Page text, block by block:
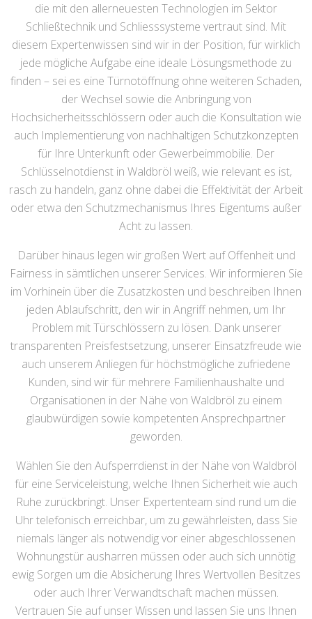
die mit den allerneuesten Technologien im Sektor
Schließtechnik und Schliesssysteme vertraut sind. Mit
diesem Expertenwissen sind wir in der Position, für wirklich
jede mögliche Aufgabe eine ideale Lösungsmethode zu
finden – sei es eine Türnotöffnung ohne weiteren Schaden,
der Wechsel sowie die Anbringung von
Hochsicherheitsschlössern oder auch die Konsultation wie
auch Implementierung von nachhaltigen Schutzkonzepten
für Ihre Unterkunft oder Gewerbeimmobilie. Der
Schlüsselnotdienst in Waldbröl weiß, wie relevant es ist,
rasch zu handeln, ganz ohne dabei die Effektivität der Arbeit
oder etwa den Schutzmechanismus Ihres Eigentums außer
Acht zu lassen.
Darüber hinaus legen wir großen Wert auf Offenheit und
Fairness in sämtlichen unserer Services. Wir informieren Sie
im Vorhinein über die Zusatzkosten und beschreiben Ihnen
jeden Ablaufschritt, den wir in Angriff nehmen, um Ihr
Problem mit Türschlössern zu lösen. Dank unserer
transparenten Preisfestsetzung, unserer Einsatzfreude wie
auch unserem Anliegen für höchstmögliche zufriedene
Kunden, sind wir für mehrere Familienhaushalte und
Organisationen in der Nähe von Waldbröl zu einem
glaubwürdigen sowie kompetenten Ansprechpartner
geworden.
Wählen Sie den Aufsperrdienst in der Nähe von Waldbröl
für eine Serviceleistung, welche Ihnen Sicherheit wie auch
Ruhe zurückbringt. Unser Expertenteam sind rund um die
Uhr telefonisch erreichbar, um zu gewährleisten, dass Sie
niemals länger als notwendig vor einer abgeschlossenen
Wohnungstür ausharren müssen oder auch sich unnötig
ewig Sorgen um die Absicherung Ihres Wertvollen Besitzes
oder auch Ihrer Verwandtschaft machen müssen.
Vertrauen Sie auf unser Wissen und lassen Sie uns Ihnen